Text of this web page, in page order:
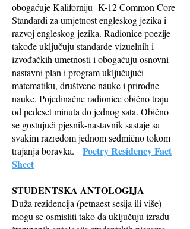
obogaćuje Kaliforniju K-12 Common Core
Standardi za umjetnost engleskog jezika i
razvoj engleskog jezika. Radionice poezije
takođe uključuju standarde vizuelnih i
izvođačkih umetnosti i obogaćuju osnovni
nastavni plan i program uključujući
matematiku, društvene nauke i prirodne
nauke. Pojedinačne radionice obično traju
od pedeset minuta do jednog sata. Obično
se gostujući pjesnik-nastavnik sastaje sa
svakim razredom jednom sedmično tokom
trajanja boravka.
Poetry Residency Fact
Sheet
STUDENTSKA ANTOLOGIJA
Duža rezidencija (petnaest sesija ili više)
mogu se osmisliti tako da uključuju izradu